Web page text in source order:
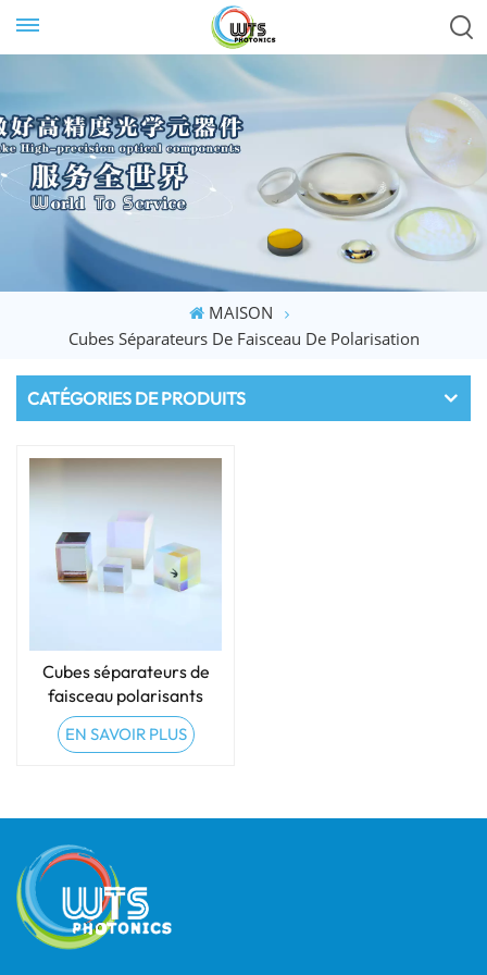
MAISON
Cubes Séparateurs De Faisceau De Polarisation
CATÉGORIES DE PRODUITS
Cubes séparateurs de
faisceau polarisants
(PBS)
EN SAVOIR PLUS